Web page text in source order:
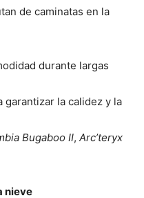
de caminatas en la
durante largas
garantizar la calidez y la
Bugaboo II, Arc’teryx
nieve